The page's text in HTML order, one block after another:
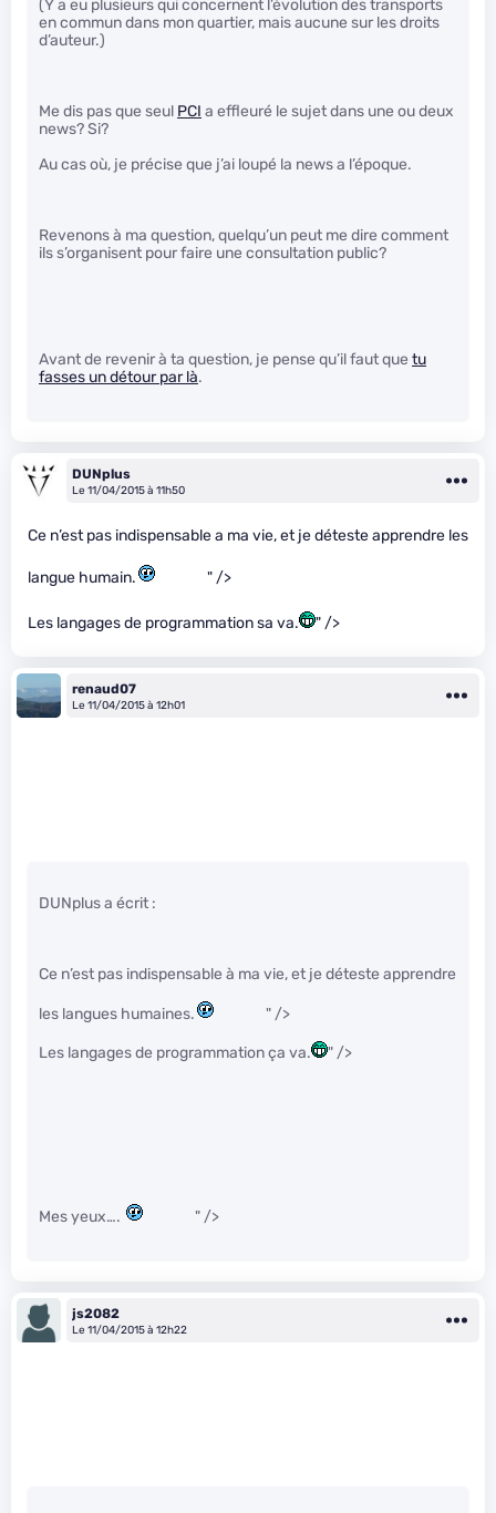
(Y a eu plusieurs qui concernent l’évolution des transports
en commun dans mon quartier, mais aucune sur les droits
d’auteur.)
Me dis pas que seul PCI a effleuré le sujet dans une ou deux
news? Si?
Au cas où, je précise que j’ai loupé la news a l’époque.
Revenons à ma question, quelqu’un peut me dire comment
ils s’organisent pour faire une consultation public?
Avant de revenir à ta question, je pense qu’il faut que tu
fasses un détour par là.
DUNplus
Le 11/04/2015 à 11h50
Ce n’est pas indispensable a ma vie, et je déteste apprendre les
langue humain. " />
Les langages de programmation sa va. " />
renaud07
Le 11/04/2015 à 12h01
DUNplus a écrit :
Ce n’est pas indispensable à ma vie, et je déteste apprendre
les langues humaines. " />
Les langages de programmation ça va. " />
Mes yeux…. " />
js2082
Le 11/04/2015 à 12h22